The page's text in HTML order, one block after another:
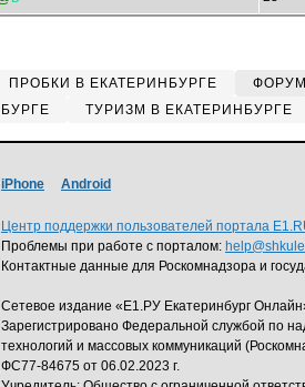
ПРОБКИ В ЕКАТЕРИНБУРГЕ
ТУРИЗМ В ЕКАТЕРИНБУРГЕ
iPhone Android
Центр поддержки пользователей портала
Проблемы при работе с порталом:
Контактные данные для Роскомнадзора и
Сетевое издание «Е1.РУ Екатеринбург
Зарегистрировано Федеральной службой по
технологий и массовых коммуникаций
ФС77-84675 от 06.02.2023 г.